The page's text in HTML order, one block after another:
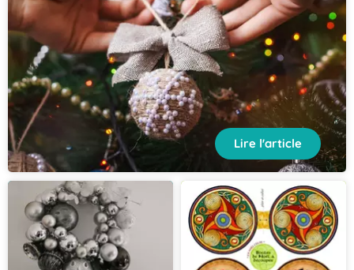
Lire l'article